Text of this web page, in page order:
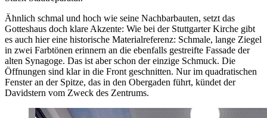
Ähnlich schmal und hoch wie seine Nachbarbauten, setzt das
Gotteshaus doch klare Akzente: Wie bei der Stuttgarter Kirche gibt
es auch hier eine historische Materialreferenz: Schmale, lange Ziegel
in zwei Farbtönen erinnern an die ebenfalls gestreifte Fassade der
alten Synagoge. Das ist aber schon der einzige Schmuck. Die
Öffnungen sind klar in die Front geschnitten. Nur im quadratischen
Fenster an der Spitze, das in den Obergaden führt, kündet der
Davidstern vom Zweck des Zentrums.